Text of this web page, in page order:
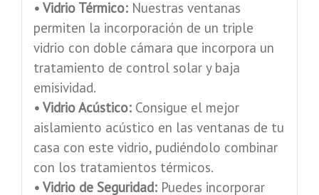
• Vidrio Térmico:Nuestras ventanas
permiten la incorporación de un triple
vidrio con doble cámara que incorpora un
tratamiento de control solar y baja
emisividad.
• Vidrio Acústico:Consigue el mejor
aislamiento acústico en las ventanas de tu
casa con este vidrio, pudiéndolo combinar
con los tratamientos térmicos.
• Vidrio de Seguridad:Puedes incorporar